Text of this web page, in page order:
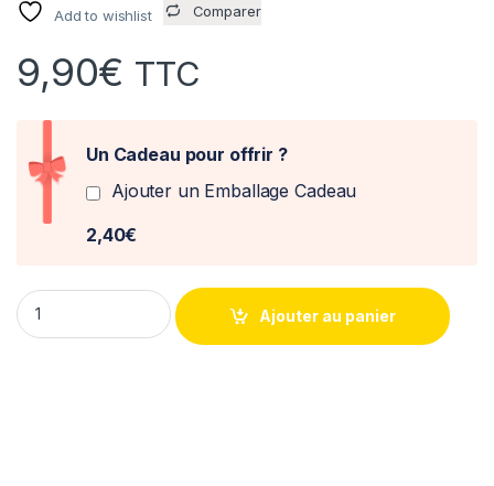
Add to wishlist Comparer
9,90€ TTC
Un Cadeau pour offrir ?
Ajouter un Emballage Cadeau
2,40€
Simca 1000 GLS 1968 Norev 1/87° quantity
Ajouter au panier